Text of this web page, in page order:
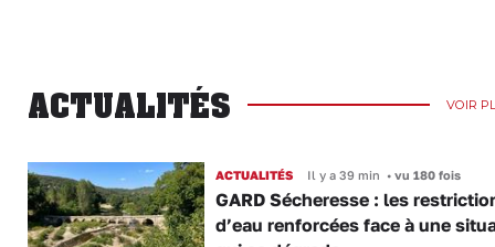
ACTUALITÉS VOIR
ACTUALITÉS Il y a 39 min •vu 180 fois
GARD Sécheresse : les
d’eau renforcées face à une